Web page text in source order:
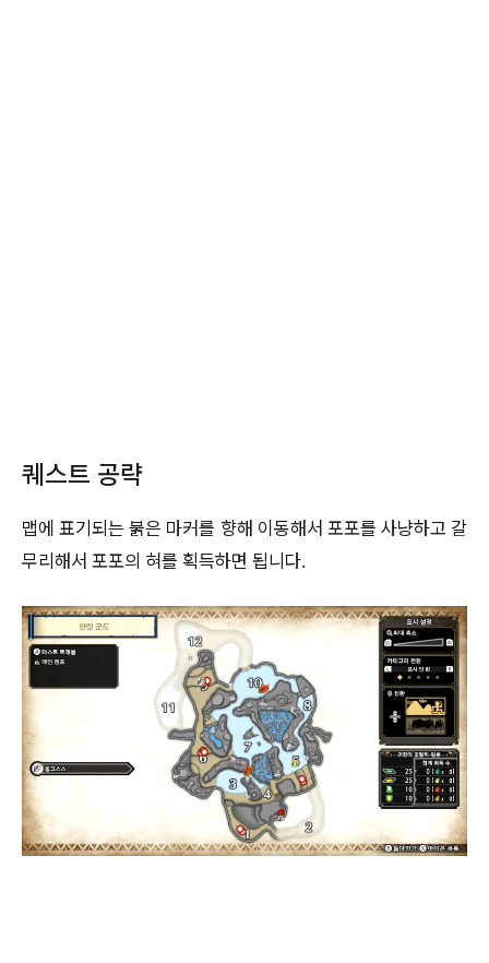
퀘스트 공략
맵에 표기되는 붉은 마커를 향해 이동해서 포포를 사냥하고 갈
무리해서 포포의 혀를 획득하면 됩니다.